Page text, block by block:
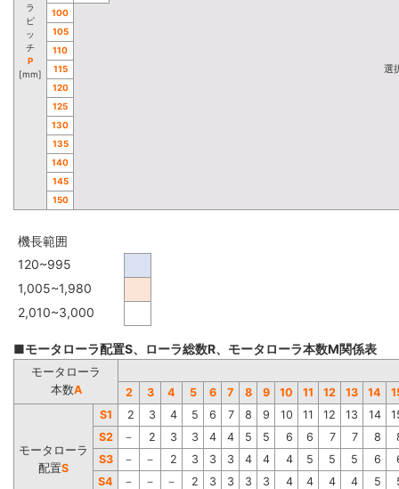
ラ
ピ
ッ
チ
P
[mm]
100
105
110
115
選
120
125
130
135
140
145
150
機長範囲
120~995
1,005~1,980
2,010~3,000
■モータローラ配置S、ローラ総数R、モータローラ本数M関係表
モータローラ
本数A 2 3 4 5 6 7 8 9 10 11 12 13 14
モータローラ
配置S
S1 2 3 4 5 6 7 8 9 10 11 12 13 14
S2
－ 2 3 3 4 4 5 5 6 6 7 7 8
S3
－ － 2 3 3 3 4 4 4 5 5 5 6
S4
－ － － 2 3 3 3 3 4 4 4 4 5